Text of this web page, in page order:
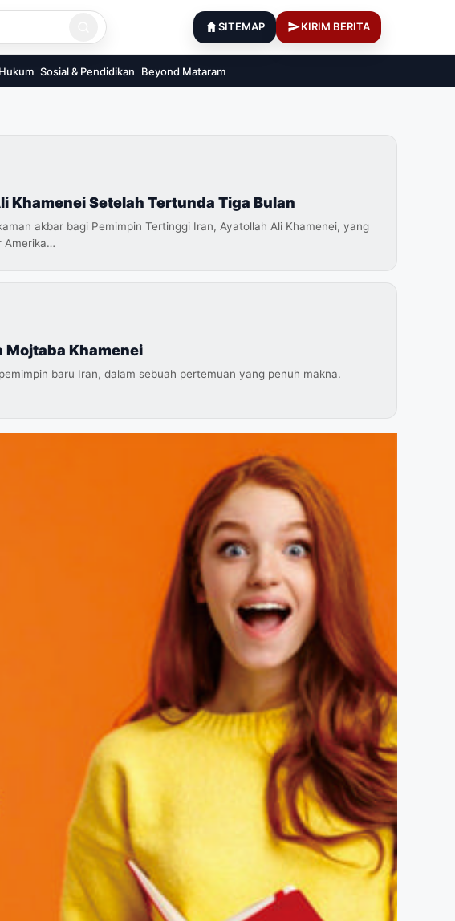
SITEMAP KIRIM BERITA
Sosial & Pendidikan Beyond Mataram
Khamenei Setelah Tertunda Tiga Bulan
akbar bagi Pemimpin Tertinggi Iran, Ayatollah Ali Khamenei, yang
Amerika…
Mojtaba Khamenei
baru Iran, dalam sebuah pertemuan yang penuh makna.